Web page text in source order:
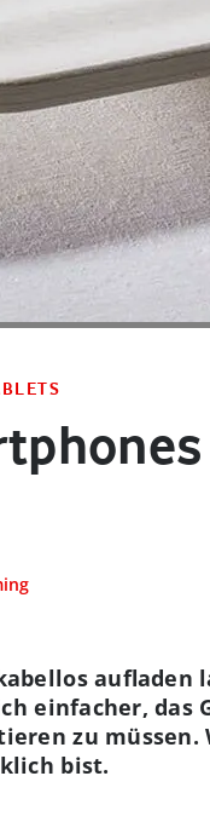
aufladen
einfacher, das
zu
bist.